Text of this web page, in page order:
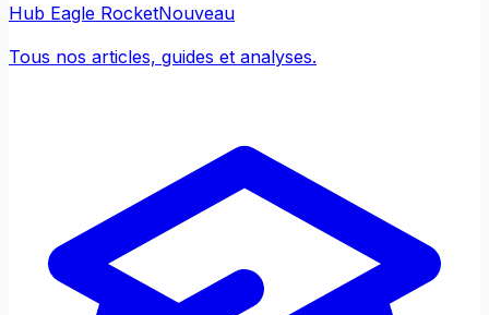
Hub Eagle RocketNouveau
Tous nos articles, guides et analyses.